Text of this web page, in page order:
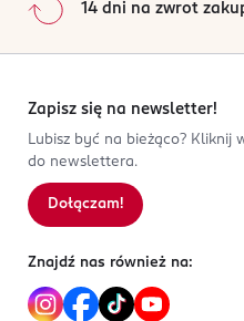
14 dni na zwrot
Zapisz się na newsletter!
Lubisz być na bieżąco? Kliknij
do newslettera.
Dołączam!
Znajdź nas również na: